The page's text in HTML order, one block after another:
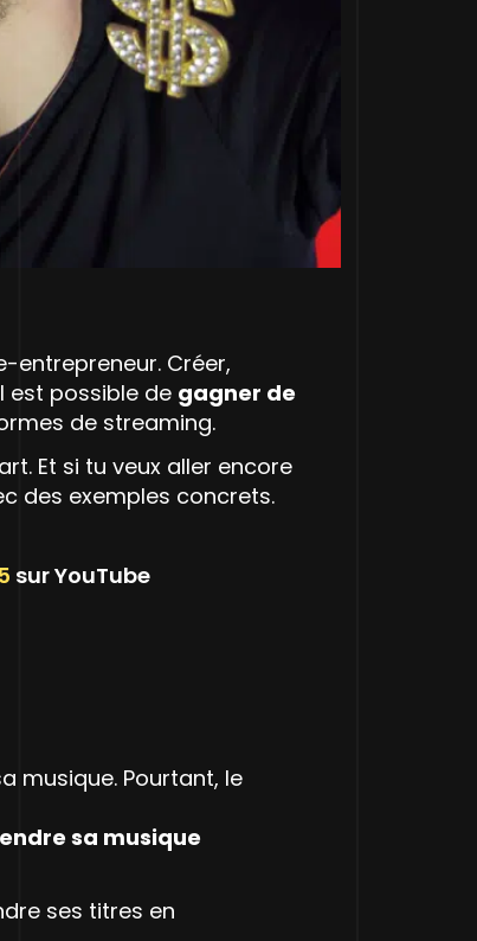
entrepreneur. Créer,
est possible de gagner de
de streaming.
Et si tu veux aller encore
des exemples concrets.
sur YouTube
musique. Pourtant, le
sa musique
ses titres en